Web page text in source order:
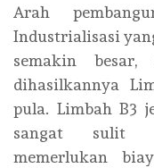
Arah
Industrialisasi
semakin besar,
dihasilkannya
pula. Limbah B3
sangat sulit
memerlukan